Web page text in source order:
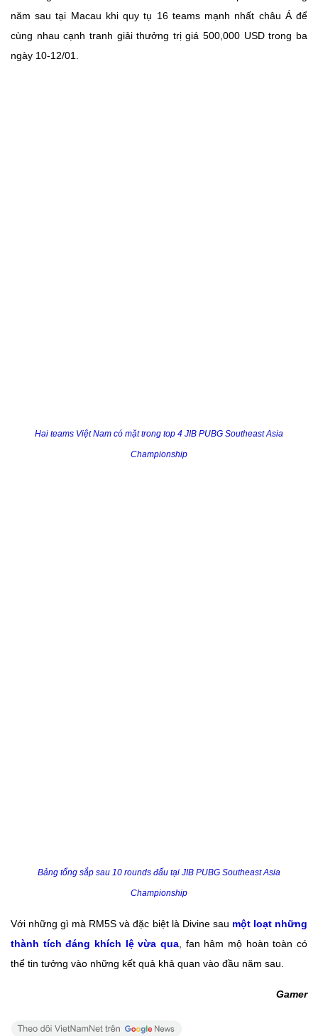
năm sau tại Macau khi quy tụ 16 teams mạnh nhất châu Á để
cùng nhau cạnh tranh giải thưởng trị giá 500,000 USD trong ba
ngày 10-12/01.
Hai teams Việt Nam có mặt trong top 4 JIB PUBG Southeast Asia
Championship
Bảng tổng sắp sau 10 rounds đấu tại JIB PUBG Southeast Asia
Championship
Với những gì mà RM5S và đặc biệt là Divine sau một loạt những
thành tích đáng khích lệ vừa qua , fan hâm mộ hoàn toàn có
thể tin tưởng vào những kết quả khả quan vào đầu năm sau.
Gamer